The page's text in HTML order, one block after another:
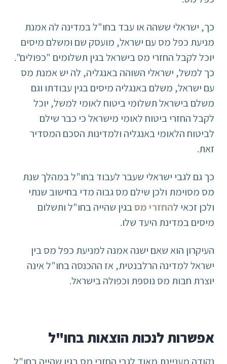
כך, ישראלי ששהה או עבד בחו"ל במדינה לה אמנת
מניעת כפל מס עם ישראל, מועסק שם ומשלם מיסים
יוכל לקבל החזרי מס בישראל בגין תשלומים "כפולים".
כך למשל, ישראלי השוהה באנגליה, לה יש אמנת מס
עם ישראל, משלם באנגליה מיסים בגין עבודתו וגם
משלם בישראל תשלומי ביטוח לאומי למשל, יוכל
לקבל החזרי ביטוח לאומי מישראל כי כבר שילם
לביטוח הלאומי באנגליה ולמדינות הסכם המסדיר
זאת.
כך גם לגבי ישראלי שעבר לעבוד בחו"ל במהלך שנת
מס מסוימת ולכן שילם מס גבוה מדי בחישוב שנתי
ולכן זכאי להחזרי מסבגין שהייה בחו"ל ותשלום
מיסים במדינת היעד שלו.
העיקרון הוא שאם ישנה אמנה למניעת כפל מס בין
ישראל למדינה הרלבנטית, אז ההכנסה בחו"ל אינה
יוצרת חבות מס נוספת וכפולה בישראל.
אפשרות לנכות הוצאות בחו"ל